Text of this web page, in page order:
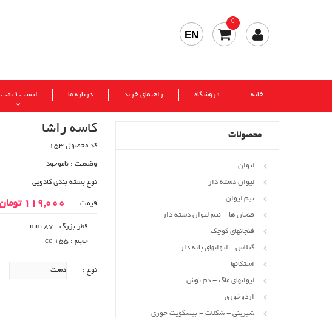
0
EN
خانه فروشگاه راهنمای خرید درباره ما لیست قیمت
کاسه راشا
کد محصول 153
وضعیت : ناموجود
نوع بسته بندی کادویی
قیمت : 119,000 تومان
قطر بزرگ : mm 87
حجم : cc 155
نوع :
محصولات
لیوان
لیوان دسته دار
نیم لیوان
فنجان ها - نیم لیوان دسته دار
فنجانهای کوچک
گیلاس - لیوانهای پایه دار
استکانها
لیوانهای ماگ - دم نوش
اردوخوری
شیرینی - شکلات - بیسکویت خوری